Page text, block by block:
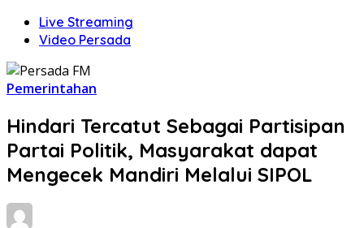
Live Streaming
Video Persada
Pemerintahan
Hindari Tercatut Sebagai Partisipan
Partai Politik, Masyarakat dapat
Mengecek Mandiri Melalui SIPOL